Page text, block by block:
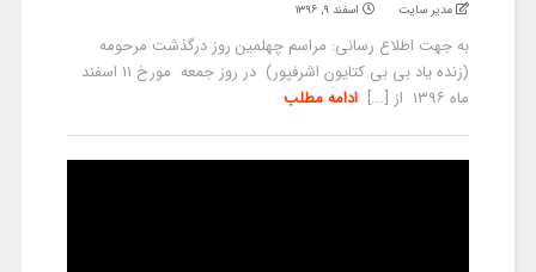
مدیر سایت اسفند ۹, ۱۳۹۶
به جهت اطلاع رسانی: مراسم چهلمین روز درگذشت مرحومه
(زنده یاد بی بی کتایون اشرفپور) در روز جمعه مورخ ۱۱ اسفند
ماه ۱۳۹۶ از [...]
ادامه مطلب